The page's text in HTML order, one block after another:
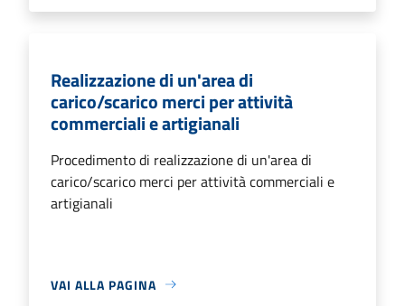
Realizzazione di un'area di
carico/scarico merci per attività
commerciali e artigianali
Procedimento di realizzazione di un'area di
carico/scarico merci per attività commerciali e
artigianali
VAI ALLA PAGINA